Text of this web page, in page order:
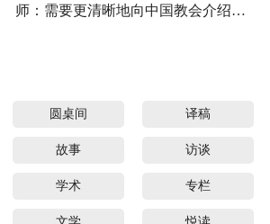
师：需要更清晰地向中国教会介绍福
圆桌间 译稿
故事 访谈
学术 专栏